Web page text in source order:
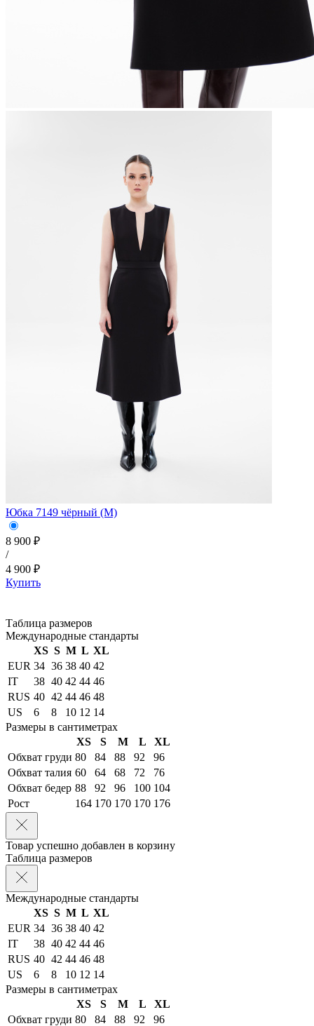
Юбка 7149 чёрный (M)
8 900 ₽
/
4 900 ₽
Купить
Таблица размеров
Международные стандарты
XS S M L XL
EUR 34 36 38 40 42
IT
38 40 42 44 46
RUS 40 42 44 46 48
US
6 8 10 12 14
Размеры в сантиметрах
XS
S M L
XL
Обхват груди 80 84 88 92
96
Обхват талия 60 64 68 72
76
Обхват бедер 88 92 96 100 104
Рост
164 170 170 170 176
Товар успешно добавлен в корзину
Таблица размеров
Международные стандарты
XS S M L XL
EUR 34 36 38 40 42
IT
38 40 42 44 46
RUS 40 42 44 46 48
US
6 8 10 12 14
Размеры в сантиметрах
XS
S M L
XL
Обхват груди 80 84 88 92 96